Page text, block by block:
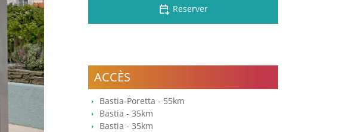
calendar_add_on Reserver
ACCÈS
Bastia-Poretta - 55km
Bastia - 35km
Bastia - 35km